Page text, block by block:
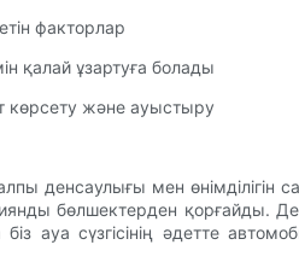
факторлар
қалай ұзартуға болады
көрсету және ауыстыру
денсаулығы мен
бөлшектерден қорғайды.
ауа сүзгісінің әдетте